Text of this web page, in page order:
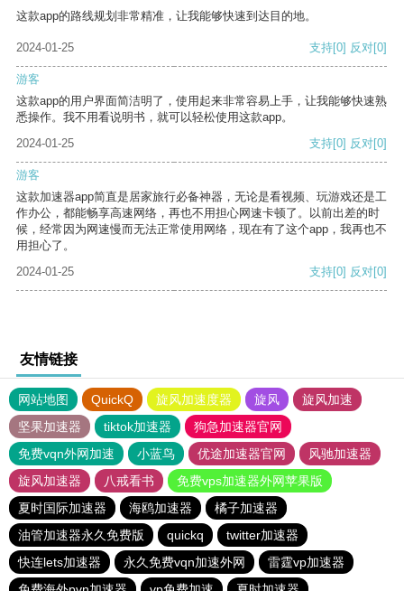
这款app的路线规划非常精准，让我能够快速到达目的地。
2024-01-25 支持[0] 反对[0]
游客
这款app的用户界面简洁明了，使用起来非常容易上手，让我能够快速熟
悉操作。我不用看说明书，就可以轻松使用这款app。
2024-01-25
支持[0] 反对[0]
游客
这款加速器app简直是居家旅行必备神器，无论是看视频、玩游戏还是工
作办公，都能畅享高速网络，再也不用担心网速卡顿了。以前出差的时
候，经常因为网速慢而无法正常使用网络，现在有了这个app，我再也不
用担心了。
2024-01-25
支持[0] 反对[0]
友情链接
网站地图 QuickQ 旋风加速度器 旋风
旋风加速
坚果加速器
tiktok加速器
狗急加速器官网
免费vqn外网加速
小蓝鸟 优途加速器官网
风驰加速器
旋风加速器
八戒看书
免费vps加速器外网苹果版
夏时国际加速器
海鸥加速器
橘子加速器
油管加速器永久免费版
quickq
twitter加速器
快连lets加速器
永久免费vqn加速外网
雷霆vp加速器